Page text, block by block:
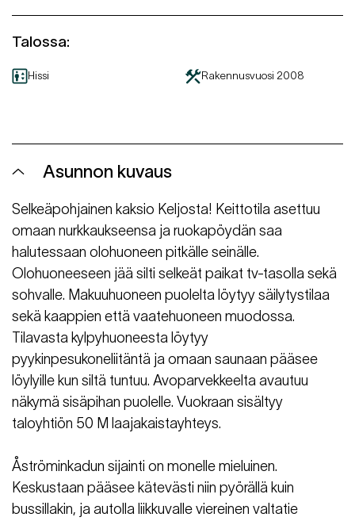
Talossa:
Hissi Rakennusvuosi 2008
Asunnon kuvaus
Selkeäpohjainen kaksio Keljosta! Keittotila asettuu
omaan nurkkaukseensa ja ruokapöydän saa
halutessaan olohuoneen pitkälle seinälle.
Olohuoneeseen jää silti selkeät paikat tv-tasolla sekä
sohvalle. Makuuhuoneen puolelta löytyy säilytystilaa
sekä kaappien että vaatehuoneen muodossa.
Tilavasta kylpyhuoneesta löytyy
pyykinpesukoneliitäntä ja omaan saunaan pääsee
löylyille kun siltä tuntuu. Avoparvekkeelta avautuu
näkymä sisäpihan puolelle. Vuokraan sisältyy
taloyhtiön 50 M laajakaistayhteys.
Åströminkadun sijainti on monelle mieluinen.
Keskustaan pääsee kätevästi niin pyörällä kuin
bussillakin, ja autolla liikkuvalle viereinen valtatie